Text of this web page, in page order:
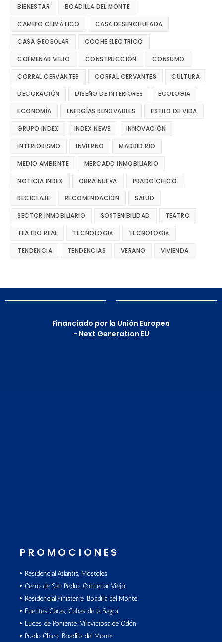
BIENESTAR BOADILLA DEL MONTE
CAMBIO CLIMÁTICO CASA DESENCHUFADA
CASA GEOSOLAR COCHE ELECTRICO
COLMENAR VIEJO CONSTRUCCIÓN CONSUMO
CORRAL CERVANTES CORRAL CERVANTES CULTURA
DECORACIÓN DISEÑO DE INTERIORES ECOLOGÍA
ECONOMÍA ENERGÍAS RENOVABLES ESTILO DE VIDA
GRUPO INDEX INDEX NEWS INNOVACIÓN
INTERIORISMO INVIERNO MADRID RÍO
MEDIO AMBIENTE MERCADO INMOBILIARIO
NOTICIA INDEX OBRA NUEVA PRADO CHICO
RECICLAJE RECOMENDACIÓN SALUD
SECTOR INMOBILIARIO SOSTENIBILIDAD TEATRO
TEATRO REAL TECNOLOGIA TECNOLOGÍA
TENDENCIA TENDENCIAS VERANO VIVIENDA
Financiado por la Unión Europea
- Next Generation EU
PROMOCIONES
Residencial Atlantis, Móstoles
Cerro de San Pedro, Colmenar Viejo
Residencial Finisterre, Boadilla del Monte
Fuentes Claras, Cubas de la Sagra
Luces de Poniente, Villaviciosa de Odón
Prado Chico, Boadilla del Monte